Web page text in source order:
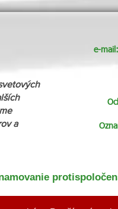
e-mail:
a